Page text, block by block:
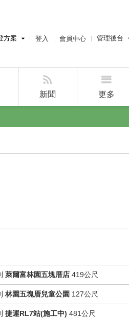
方案 登入 會員中心 管理後台
屋主管理後台
新聞 更多
萊爾富林園五塊厝店 419公尺
林園五塊厝兒童公園 127公尺
捷運RL7站(施工中) 481公尺